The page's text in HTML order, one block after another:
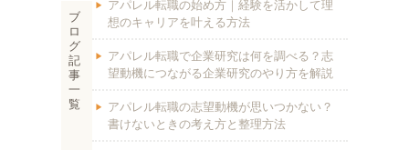
ブ
ロ
グ
記
事
一
覧
アパレル転職の始め方｜経験を活かして理
想のキャリアを叶える方法
アパレル転職で企業研究は何を調べる？志
望動機につながる企業研究のやり方を解説
アパレル転職の志望動機が思いつかない？
書けないときの考え方と整理方法